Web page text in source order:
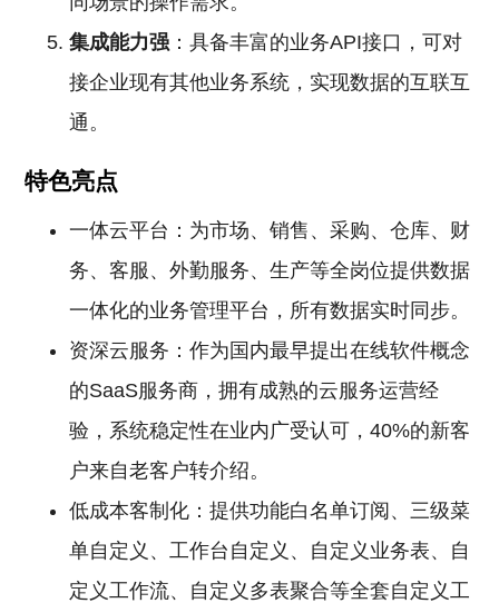
集成能力强 ：具备丰富的业务API接口，可对
接企业现有其他业务系统，实现数据的互联互
通。
特色亮点
一体云平台：为市场、销售、采购、仓库、财
务、客服、外勤服务、生产等全岗位提供数据
一体化的业务管理平台，所有数据实时同步。
资深云服务：作为国内最早提出在线软件概念
的SaaS服务商，拥有成熟的云服务运营经
验，系统稳定性在业内广受认可，40%的新客
户来自老客户转介绍。
低成本客制化：提供功能白名单订阅、三级菜
单自定义、工作台自定义、自定义业务表、自
定义工作流、自定义多表聚合等全套自定义工